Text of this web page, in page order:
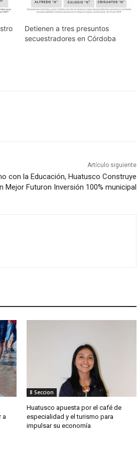
Detienen a tres presuntos
secuestradores en Córdoba
Artículo siguiente
con la Educación, Huatusco Construye
Mejor Futuron Inversión 100% municipal
a
8 Seccion
Huatusco apuesta por el café de
especialidad y el turismo para
impulsar su economía